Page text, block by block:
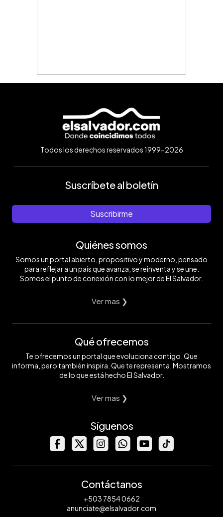
Todos los derechos reservados 1999-2026
Suscríbete al boletín
Suscribirme
Quiénes somos
Somos un portal abierto, propositivo y moderno, pensado
para reflejar a un país que avanza, se reinventa y se une.
Somos el punto de conexión con lo mejor de El Salvador.
Ver mas ❯
Qué ofrecemos
Te ofrecemos un portal que evoluciona contigo. Que
informa, pero también inspira. Que te representa. Mostramos
de lo que está hecho El Salvador.
Ver mas ❯
Síguenos
Contáctanos
+503 7854 0662
anunciate@elsalvador.com